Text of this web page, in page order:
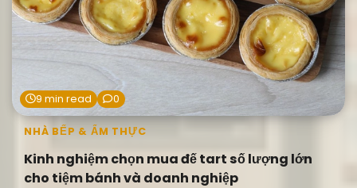
9 min read 0
NHÀ BẾP & ẨM THỰC
Kinh nghiệm chọn mua đế tart số lượng lớn
cho tiệm bánh và doanh nghiệp